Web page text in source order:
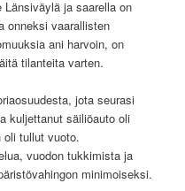
Länsiväylä ja saarella on
onneksi vaarallisten
ani harvoin, on
tilanteita varten.
jota seurasi
kuljettanut säiliöauto oli
oli tullut vuoto.
vuodon tukkimista ja
minimoiseksi.